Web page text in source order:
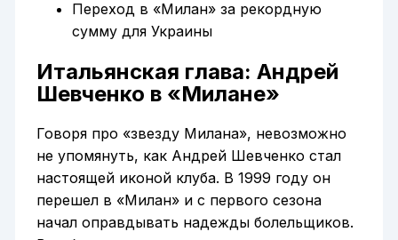
Переход в «Милан» за рекордную
сумму для Украины
Итальянская глава: Андрей
Шевченко в «Милане»
Говоря про «звезду Милана», невозможно
не упомянуть, как Андрей Шевченко стал
настоящей иконой клуба. В 1999 году он
перешел в «Милан» и с первого сезона
начал оправдывать надежды болельщиков.